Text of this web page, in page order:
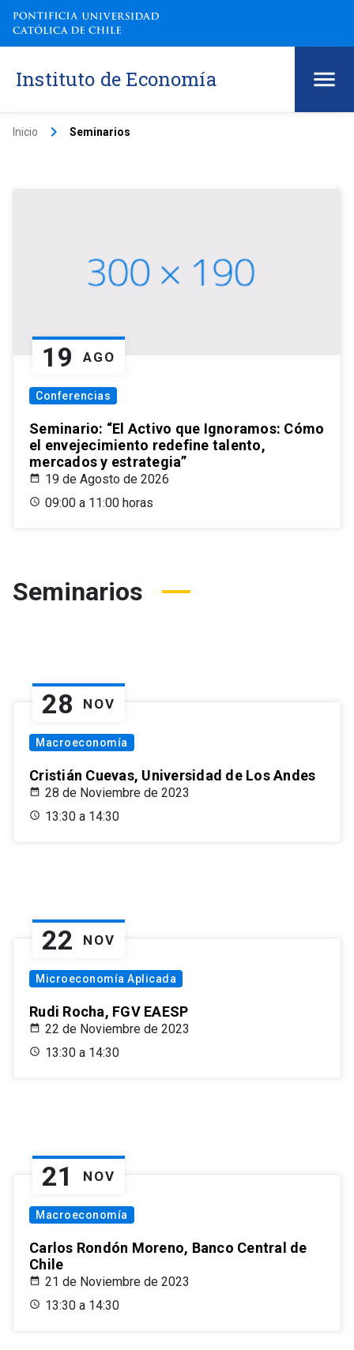
Instituto de Economía
Inicio keyboard_arrow_right Seminarios
19 AGO
Conferencias
Seminario: “El Activo que Ignoramos: Cómo
el envejecimiento redefine talento,
mercados y estrategia”
19 de Agosto de 2026
09:00 a 11:00 horas
Seminarios
28 NOV
Macroeconomía
Cristián Cuevas, Universidad de Los Andes
28 de Noviembre de 2023
13:30 a 14:30
22 NOV
Microeconomía Aplicada
Rudi Rocha, FGV EAESP
22 de Noviembre de 2023
13:30 a 14:30
21 NOV
Macroeconomía
Carlos Rondón Moreno, Banco Central de
Chile
21 de Noviembre de 2023
13:30 a 14:30